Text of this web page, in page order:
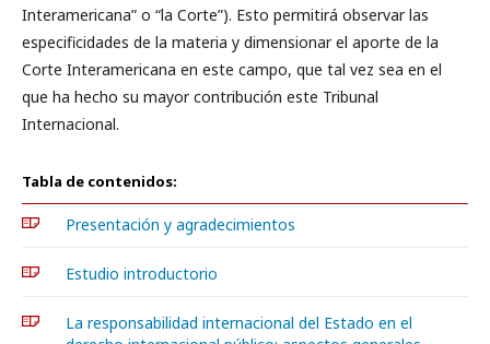
Interamericana” o “la Corte”). Esto permitirá observar las
especificidades de la materia y dimensionar el aporte de la
Corte Interamericana en este campo, que tal vez sea en el
que ha hecho su mayor contribución este Tribunal
Internacional.
Tabla de contenidos:
Presentación y agradecimientos
Estudio introductorio
La responsabilidad internacional del Estado en el